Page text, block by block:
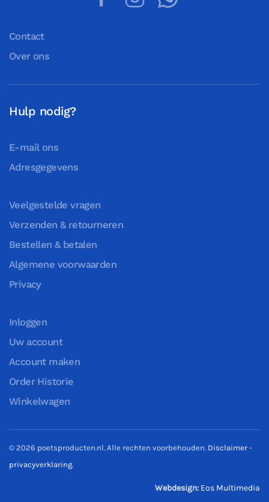
Contact
Over ons
Hulp nodig?
E-mail ons
Adresgegevens
Veelgestelde vragen
Verzenden & retourneren
Bestellen & betalen
Algemene voorwaarden
Privacy
Inloggen
Uw account
Account maken
Order Historie
Winkelwagen
© 2026 poetsproducten.nl. Alle rechten voorbehouden. Disclaimer -
privacyverklaring.
Webdesign: Eos Multimedia